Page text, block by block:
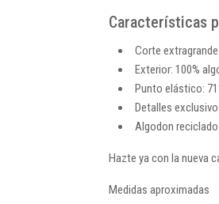
Características
Corte extragrande
Exterior: 100%
Punto elástico:
Detalles
Algodon reciclado
Hazte ya con la nueva
Medidas aproximadas